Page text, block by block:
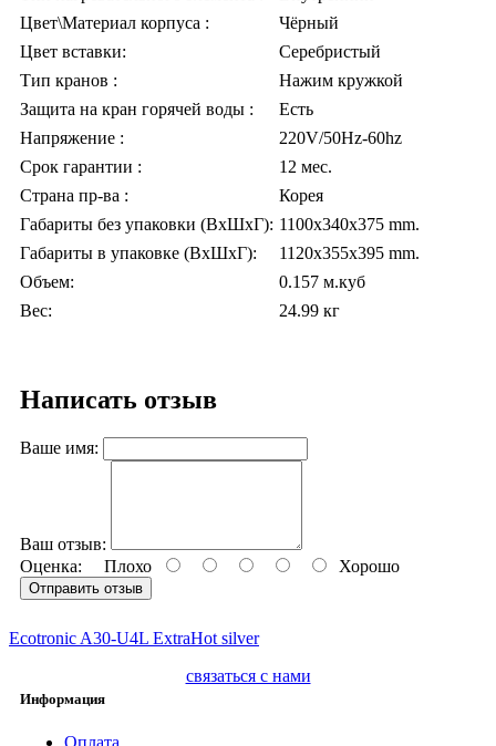
Цвет\Материал корпуса :
Чёрный
Цвет вставки:
Серебристый
Тип кранов :
Нажим кружкой
Защита на кран горячей воды :
Есть
Напряжение :
220V/50Hz-60hz
Срок гарантии :
12 мес.
Страна пр-ва :
Корея
Габариты без упаковки (ВxШxГ): 1100x340x375 mm.
Габариты в упаковке (ВxШxГ):
1120x355x395 mm.
Объем:
0.157 м.куб
Вес:
24.99 кг
Написать отзыв
Ваше имя:
Ваш отзыв:
Оценка: Плохо Хорошо
Отправить отзыв
Ecotronic A30-U4L ExtraHot silver
связаться с нами
Информация